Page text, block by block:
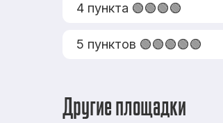
4 пункта 🟢🟢🟢🟢
5 пунктов 🟢🟢🟢🟢🟢
Другие площадки